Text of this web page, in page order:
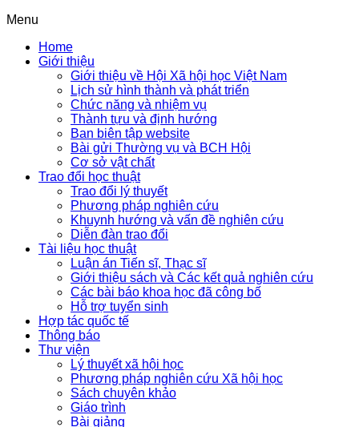
Menu
Home
Giới thiệu
Giới thiệu về Hội Xã hội học Việt Nam
Lịch sử hình thành và phát triển
Chức năng và nhiệm vụ
Thành tựu và định hướng
Ban biên tập website
Bài gửi Thường vụ và BCH Hội
Cơ sở vật chất
Trao đổi học thuật
Trao đổi lý thuyết
Phương pháp nghiên cứu
Khuynh hướng và vấn đề nghiên cứu
Diễn đàn trao đổi
Tài liệu học thuật
Luận án Tiến sĩ, Thạc sĩ
Giới thiệu sách và Các kết quả nghiên cứu
Các bài báo khoa học đã công bố
Hỗ trợ tuyển sinh
Hợp tác quốc tế
Thông báo
Thư viện
Lý thuyết xã hội học
Phương pháp nghiên cứu Xã hội học
Sách chuyên khảo
Giáo trình
Bài giảng